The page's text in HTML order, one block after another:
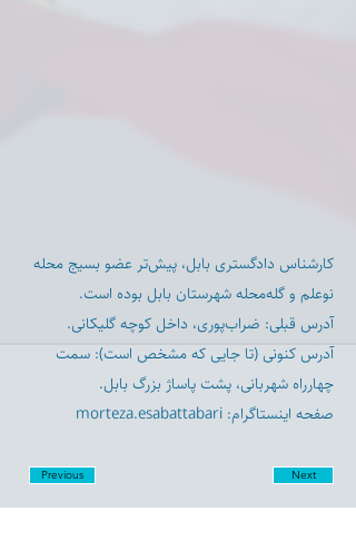
کارشناس دادگستری بابل، پیش‌تر عضو بسیج محله
نوعلم و گله‌محله شهرستان بابل بوده است.
آدرس قبلی: ضراب‌پوری، داخل کوچه گلیکانی.
آدرس کنونی (تا جایی که مشخص است): سمت
چهارراه شهربانی، پشت پاساژ بزرگ بابل.
صفحه اینستاگرام: morteza.esabattabari
Previous Next